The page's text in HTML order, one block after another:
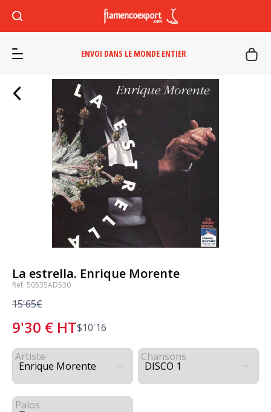
ENVOI DANS LE MONDE ENTIER
La estrella. Enrique Morente
Ref: 50535AD530
15'65€
9'30 € HT$10'16
Artiste Chansons
Palos